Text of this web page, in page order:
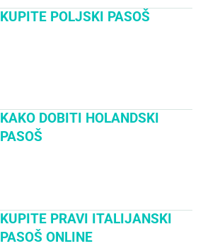
KUPITE POLJSKI PASOŠ
KAKO DOBITI HOLANDSKI
PASOŠ
KUPITE PRAVI ITALIJANSKI
PASOŠ ONLINE